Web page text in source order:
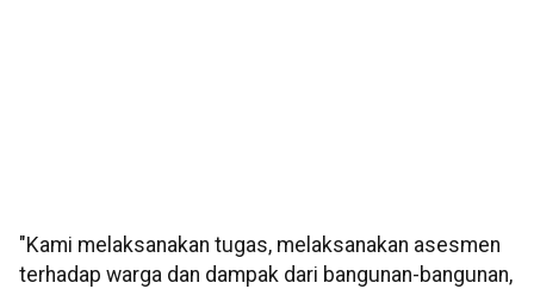
"Kami melaksanakan tugas, melaksanakan asesmen
terhadap warga dan dampak dari bangunan-bangunan,